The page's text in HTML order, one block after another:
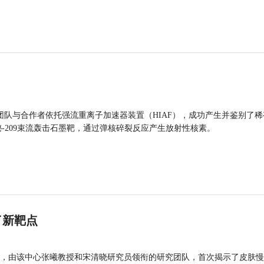
与合作者依托强流重离子加速器装置（HIAF），成功产生并鉴别了
束流轰击石墨靶，通过弹核碎裂反应产生放射性核素。
靶点
由该中心张曦教授和宋清晓研究员领衔的研究团队，首次揭示了皮肤